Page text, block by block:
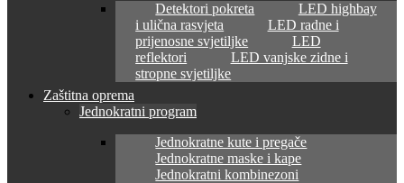
Detektori pokreta
LED highbay
i ulična rasvjeta
LED radne i
prijenosne svjetiljke
LED
reflektori
LED vanjske zidne i
stropne svjetiljke
Zaštitna oprema
Jednokratni program
Jednokratne kute i pregače
Jednokratne maske i kape
Jednokratni kombinezoni